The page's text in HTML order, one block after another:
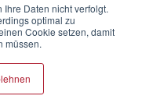
Daten nicht verfolgt.
optimal zu
Cookie setzen, damit
müssen.
werden von
ganzen Welt
vor Ort